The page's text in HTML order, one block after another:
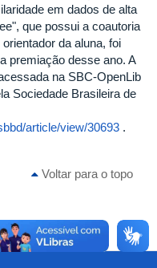
em dados de alta
que possui a coautoria
da aluna, foi
premiação desse ano. A
na SBC-OpenLib
Sociedade Brasileira de
article/view/30693 .
Voltar para o topo